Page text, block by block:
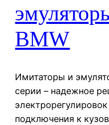
BMW
Имитаторы и
серии – надежное
подключения к